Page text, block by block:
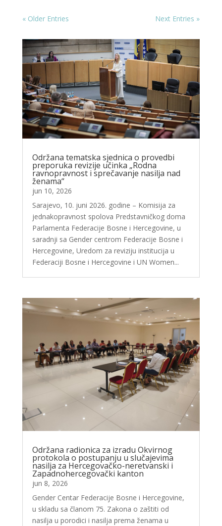
« Older Entries Next Entries »
Održana tematska sjednica o provedbi
preporuka revizije učinka „Rodna
ravnopravnost i sprečavanje nasilja nad
ženama“
jun 10, 2026
Sarajevo, 10. juni 2026. godine – Komisija za
jednakopravnost spolova Predstavničkog doma
Parlamenta Federacije Bosne i Hercegovine, u
saradnji sa Gender centrom Federacije Bosne i
Hercegovine, Uredom za reviziju institucija u
Federaciji Bosne i Hercegovine i UN Women...
Održana radionica za izradu Okvirnog
protokola o postupanju u slučajevima
nasilja za Hercegovačko-neretvanski i
Zapadnohercegovački kanton
jun 8, 2026
Gender Centar Federacije Bosne i Hercegovine,
u skladu sa članom 75. Zakona o zaštiti od
nasilja u porodici i nasilja prema ženama u